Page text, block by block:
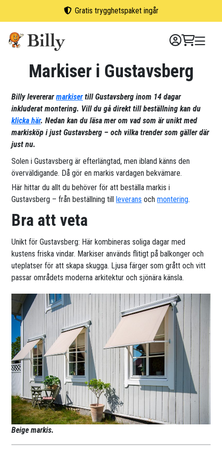
Gratis trygghetspaket ingår
Markiser i Gustavsberg
Billy levererarmarkisertill Gustavsberg inom 14 dagar
inkluderat montering. Vill du gå direkt till beställning kan du
klicka här. Nedan kan du läsa mer om vad som är unikt med
markisköp i just Gustavsberg – och vilka trender som gäller där
just nu.
Solen i Gustavsberg är efterlängtad, men ibland känns den
överväldigande. Då gör en markis vardagen bekvämare.
Här hittar du allt du behöver för att beställa markis i
Gustavsberg – från beställning tillleverans ochmontering.
Bra att veta
Unikt för Gustavsberg: Här kombineras soliga dagar med
kustens friska vindar. Markiser används flitigt på balkonger och
uteplatser för att skapa skugga. Ljusa färger som grått och vitt
passar områdets moderna arkitektur och sjönära känsla.
Beige markis.